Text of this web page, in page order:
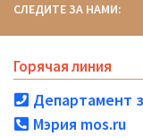
СЛЕДИТЕ ЗА НАМИ:
Горячая линия
Департамент
Мэрия mos.ru